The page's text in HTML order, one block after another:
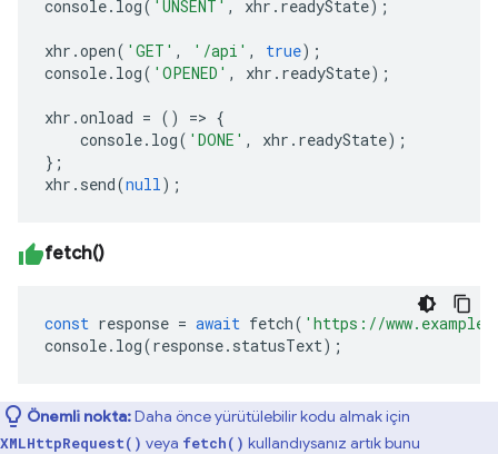
console. log( 'UNSENT' , xhr . readyState);
xhr .open( 'GET' , '/api' , true);
console. log( 'OPENED' , xhr . readyState);
xhr .onload = () => {
console. log( 'DONE' , xhr . readyState);
};
xhr . send(null );
fetch()
const response = await fetch( 'https://
console. log(response. statusText);
Önemli nokta:Daha önce yürütülebilir kodu almak için
XMLHttpRequest() veya fetch() kullandıysanız artık bunu